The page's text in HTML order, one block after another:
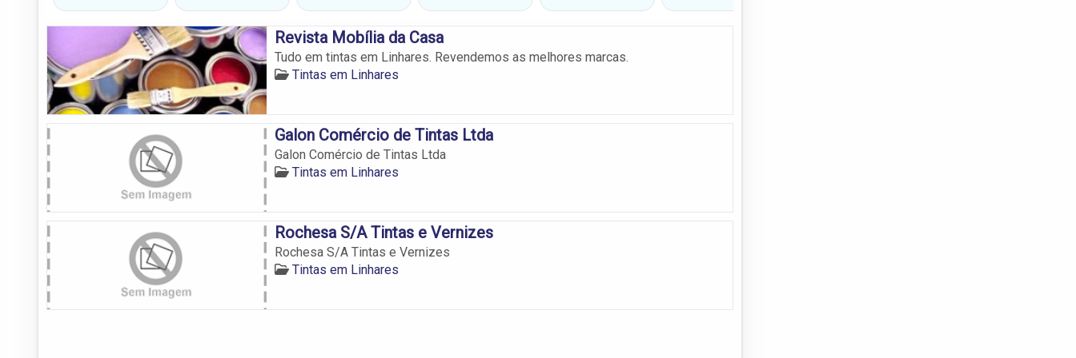
Revista Mobília da Casa
Tudo em tintas em Linhares. Revendemos as melhores marcas.
Tintas em Linhares
Galon Comércio de Tintas Ltda
Galon Comércio de Tintas Ltda
Tintas em Linhares
Rochesa S/A Tintas e Vernizes
Rochesa S/A Tintas e Vernizes
Tintas em Linhares